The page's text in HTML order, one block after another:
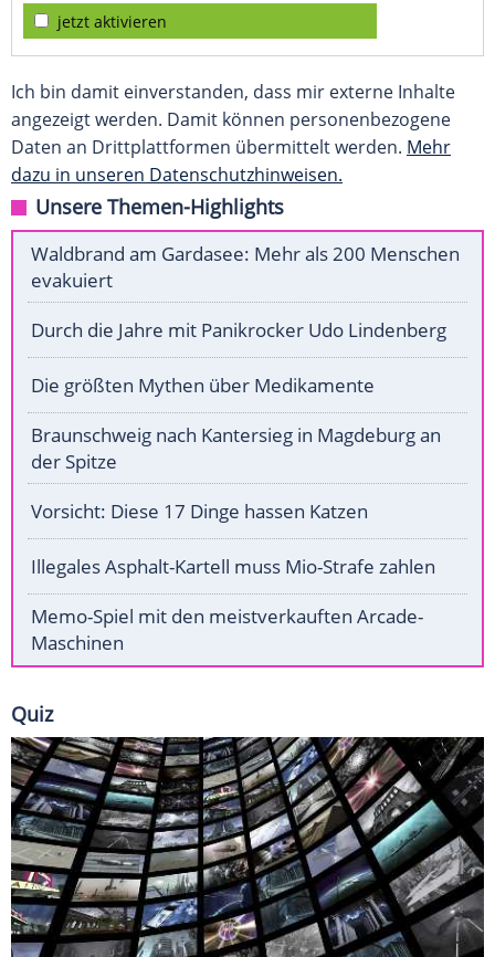
jetzt aktivieren
Ich bin damit einverstanden, dass mir externe Inhalte
angezeigt werden. Damit können personenbezogene
Daten an Drittplattformen übermittelt werden. Mehr
dazu in unseren Datenschutzhinweisen.
Unsere Themen-Highlights
Waldbrand am Gardasee: Mehr als 200 Menschen
evakuiert
Durch die Jahre mit Panikrocker Udo Lindenberg
Die größten Mythen über Medikamente
Braunschweig nach Kantersieg in Magdeburg an
der Spitze
Vorsicht: Diese 17 Dinge hassen Katzen
Illegales Asphalt-Kartell muss Mio-Strafe zahlen
Memo-Spiel mit den meistverkauften Arcade-
Maschinen
Quiz